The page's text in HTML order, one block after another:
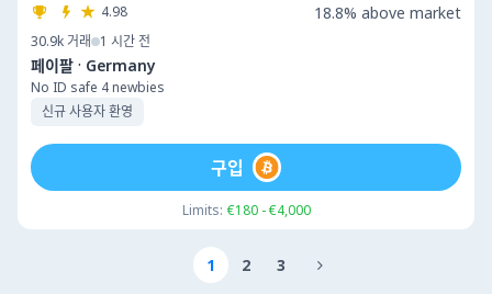
4.98
30.9k 거래 1 시간 전
페이팔 · Germany
No ID safe 4 newbies
신규 사용자 환영
18.8% above market
Limits: €180 - €4,000
구입
1 2 3 